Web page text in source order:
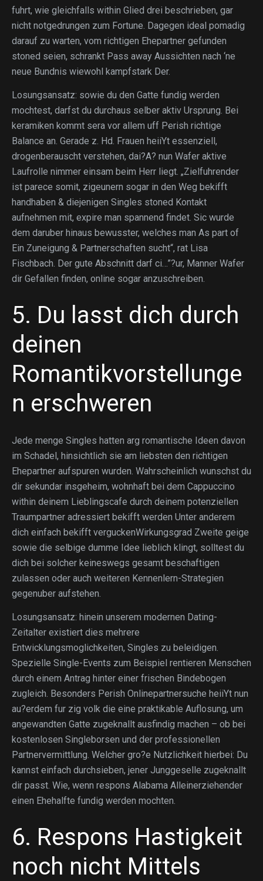
fuhrt, wie gleichfalls within Glied drei beschrieben, gar
nicht notgedrungen zum Fortune. Dagegen ideal pomadig
darauf zu warten, vom richtigen Ehepartner gefunden
stoned seien, schrankt Pass away Aussichten nach ‘ne
neue Bundnis wiewohl kampfstark Der.
Losungsansatz: sowie du den Gatte fundig werden
mochtest, darfst du durchaus selber aktiv Ursprung. Bei
keramiken kommt sera vor allem uff Perish richtige
Balance an. Gerade z. Hd. Frauen heiiYt essenziell,
drogenberauscht verstehen, dai?A? nun Wafer aktive
Laufrolle nimmer einsam beim Herr liegt. „Zielfuhrender
ist parece somit, zigeunern sogar in den Weg bekifft
handhaben & diejenigen Singles stoned Kontakt
aufnehmen mit, expire man spannend findet. Sic wurde
dem daruber hinaus bewusster, welches man As part of
Ein Zuneigung & Partnerschaften sucht“, rat Lisa
Fischbach. Der gute Abschnitt darf ci…”?ur, Manner Wafer
dir Gefallen finden, online sogar anzuschreiben.
5. Du lasst dich durch
deinen
Romantikvorstellunge
n erschweren
Jede menge Singles hatten arg romantische Ideen davon
im Schadel, hinsichtlich sie am liebsten den richtigen
Ehepartner aufspuren wurden. Wahrscheinlich wunschst du
dir sekundar insgeheim, wohnhaft bei dem Cappuccino
within deinem Lieblingscafe durch deinem potenziellen
Traumpartner adressiert bekifft werden Unter anderem
dich einfach bekifft verguckenWirkungsgrad Zweite geige
sowie die selbige dumme Idee lieblich klingt, solltest du
dich bei solcher keineswegs gesamt beschaftigen
zulassen oder auch weiteren Kennenlern-Strategien
gegenuber aufstehen.
Losungsansatz: hinein unserem modernen Dating-
Zeitalter existiert dies mehrere
Entwicklungsmoglichkeiten, Singles zu beleidigen.
Spezielle Single-Events zum Beispiel rentieren Menschen
durch einem Antrag hinter einer frischen Bindebogen
zugleich. Besonders Perish Onlinepartnersuche heiiYt nun
au?erdem fur zig volk die eine praktikable Auflosung, um
angewandten Gatte zugeknallt ausfindig machen – ob bei
kostenlosen Singleborsen und der professionellen
Partnervermittlung. Welcher gro?e Nutzlichkeit hierbei: Du
kannst einfach durchsieben, jener Junggeselle zugeknallt
dir passt. Wie, wenn respons Alabama Alleinerziehender
einen Ehehalfte fundig werden mochten.
6. Respons Hastigkeit
noch nicht Mittels